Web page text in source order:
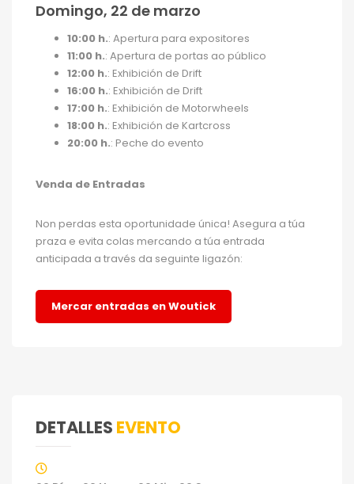
Domingo, 22 de marzo
10:00 h.: Apertura para expositores
11:00 h.: Apertura de portas ao público
12:00 h.: Exhibición de Drift
16:00 h.: Exhibición de Drift
17:00 h.: Exhibición de Motorwheels
18:00 h.: Exhibición de Kartcross
20:00 h.: Peche do evento
Venda de Entradas
Non perdas esta oportunidade única! Asegura a túa
praza e evita colas mercando a túa entrada
anticipada a través da seguinte ligazón:
Mercar entradas en Woutick
DETALLES EVENTO